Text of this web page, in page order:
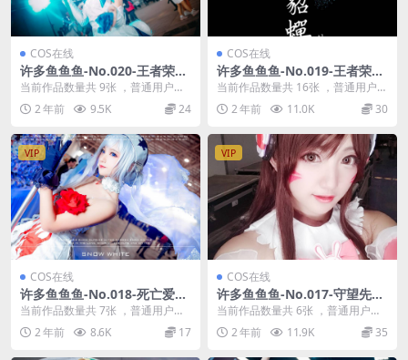
COS在线
许多鱼鱼鱼-No.020-王者荣耀
公孙离 [9P]
当前作品数量共 9张 ，普通用户免
费查看前三张；会员全站免费看：
解锁会员权限许多...
2 年前 9.5K 24
COS在线
许多鱼鱼鱼-No.019-王者荣耀
貂蝉 [16P]
当前作品数量共 16张 ，普通用户免
费查看前三张；会员全站免费看：
解锁会员权限许...
2 年前 11.0K 30
VIP
COS在线
许多鱼鱼鱼-No.018-死亡爱丽
丝 白雪姬 [7P]
当前作品数量共 7张 ，普通用户免
费查看前三张；会员全站免费看：
解锁会员权限许多...
2 年前 8.6K 17
VIP
COS在线
许多鱼鱼鱼-No.017-守望先锋
Dva [6P]
当前作品数量共 6张 ，普通用户免
费查看前三张；会员全站免费看：
解锁会员权限许多...
2 年前 11.9K 35